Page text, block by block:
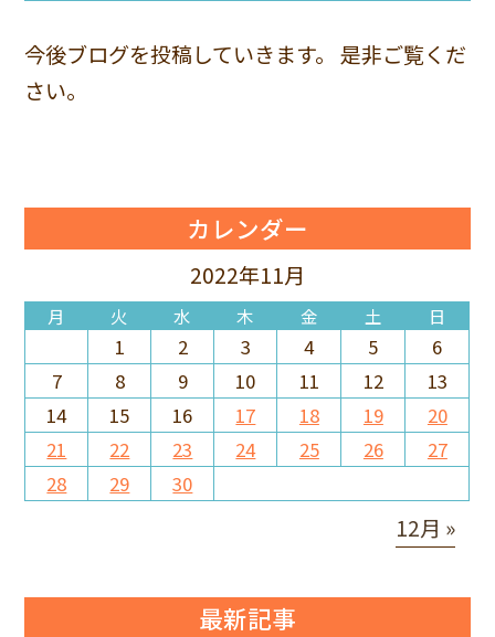
今後ブログを投稿していきます。 是非ご覧くだ
さい。
カレンダー
2022年11月
月 火 水 木 金 土 日
1 2 3 4 5
6
7
8 9 10 11 12
13
14
15 16 17 18 19
20
21
22 23 24 25 26
27
28
29 30
12月 »
最新記事